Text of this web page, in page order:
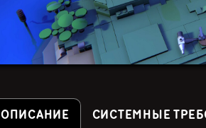
ОПИСАНИЕ СИСТЕМНЫЕ